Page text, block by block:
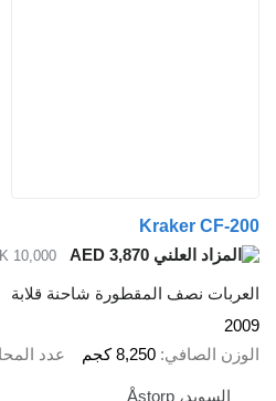
Kraker
SEK 10,000
≈ €912.10
نصف المقطورة شاحنة قلابة
8,250 كجم عدد المحاور 3